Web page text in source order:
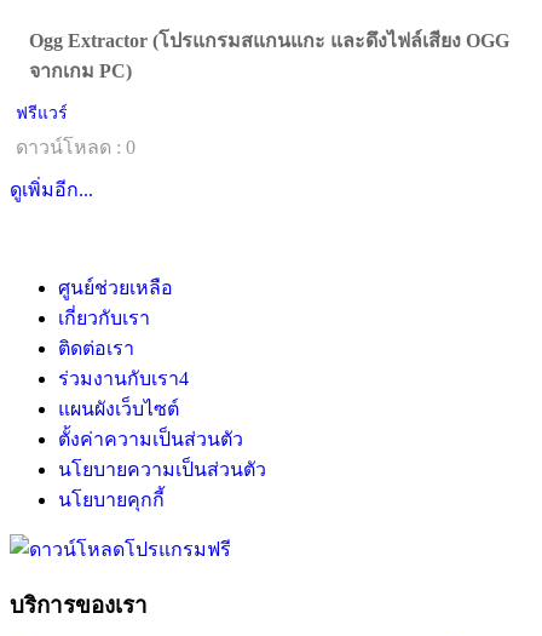
Ogg Extractor (โปรแกรมสแกนแกะ และดึงไฟล์เสียง OGG
จากเกม PC)
ฟรีแวร์
ดาวน์โหลด : 0
ดูเพิ่มอีก...
ศูนย์ช่วยเหลือ
เกี่ยวกับเรา
ติดต่อเรา
ร่วมงานกับเรา4
แผนผังเว็บไซต์
ตั้งค่าความเป็นส่วนตัว
นโยบายความเป็นส่วนตัว
นโยบายคุกกี้
บริการของเรา